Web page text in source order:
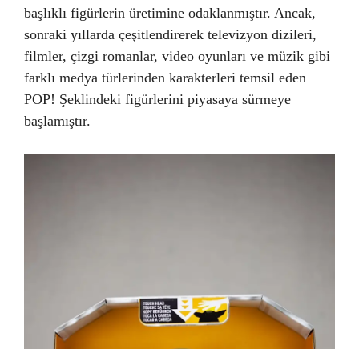
başlıklı figürlerin üretimine odaklanmıştır. Ancak,
sonraki yıllarda çeşitlendirerek televizyon dizileri,
filmler, çizgi romanlar, video oyunları ve müzik gibi
farklı medya türlerinden karakterleri temsil eden
POP! Şeklindeki figürlerini piyasaya sürmeye
başlamıştır.